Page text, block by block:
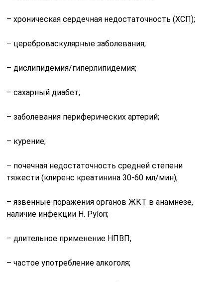
– хроническая сердечная недостаточность (ХСП);
– цереброваскулярные заболевания;
– дислипидемия/гиперлипидемия;
– сахарный диабет;
– заболевания периферических артерий;
– курение;
– почечная недостаточность средней степени
тяжести (клиренс креатинина 30-60 мл/мин);
– язвенные поражения органов ЖКТ в анамнезе,
наличие инфекции Н. Pylori;
– длительное применение HПBП;
– частое употребление алкоголя;